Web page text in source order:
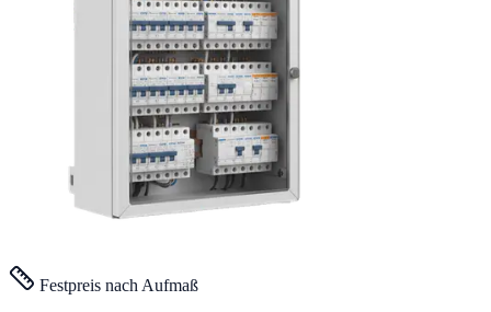
Festpreis nach Aufmaß